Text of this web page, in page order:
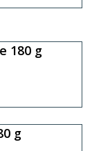
180 g
g